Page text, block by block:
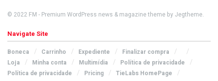
© 2022 FM - Premium WordPress news & magazine theme by Jegtheme.
Navigate Site
Boneca Carrinho Expediente
Finalizar compra
Loja
Minha conta Multimídia
Política de privacidade
Política de privacidade
Pricing
TieLabs HomePage